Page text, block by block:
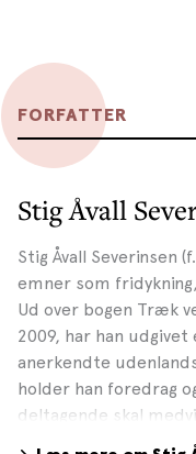
FORFATTER
Stig Åvall
Stig Åvall Severinsen
emner som
Ud over bogen Træk
2009, har han
anerkendte
holder han foredrag
deltagende skal
øvelser med hjem til